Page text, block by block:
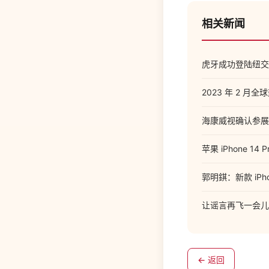
相关新闻
虎牙成功登陆纽
2023 年 2 月全
海康威视确认参
苹果 iPhone 14
郭明錤：新款
让谣言再飞一会
← 返回